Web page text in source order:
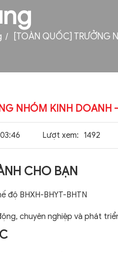
[TOÀN QUỐC] TRƯỞNG
NHÓM KINH DOANH
Lượt xem: 1492
CHO BẠN
độ BHXH-BHYT-BHTN
chuyên nghiệp và phát